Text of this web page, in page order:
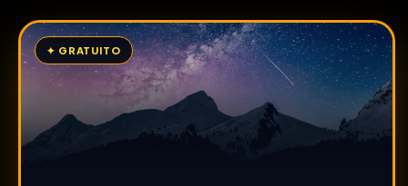
✦ GRATUITO